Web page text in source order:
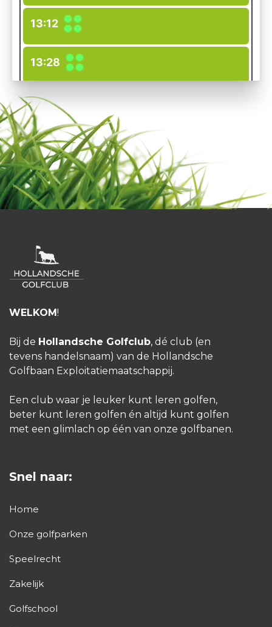
13:12
13:28
13:36
13:44
13:52
14:48
15:12
15:20
15:44
16:00
WELKOM!
Bij de Hollandsche Golfclub, dé club (en
tevens handelsnaam) van de Hollandsche
Golfbaan Exploitatiemaatschappij.
Een club waar je leuker kunt leren golfen,
beter kunt leren golfen én altijd kunt golfen
met een glimlach op één van onze golfbanen.
Snel naar:
Home
Onze golfparken
Speelrecht
Zakelijk
Golfschool